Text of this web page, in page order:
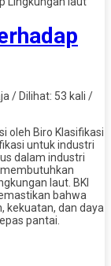
/ Dilihat: 53 kali /
oleh Biro Klasifikasi
untuk industri
dalam industri
laut. BKI
bahwa
kekuatan, dan daya
pantai.